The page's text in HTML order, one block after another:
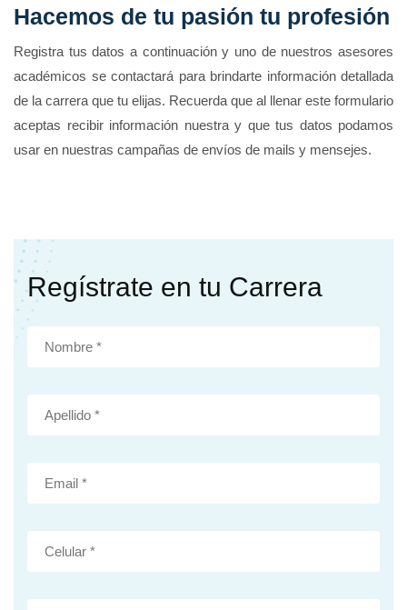
Hacemos de tu pasión tu profesión
Registra tus datos a continuación y uno de nuestros asesores
académicos se contactará para brindarte información detallada
de la carrera que tu elijas. Recuerda que al llenar este formulario
aceptas recibir información nuestra y que tus datos podamos
usar en nuestras campañas de envíos de mails y mensejes.
Regístrate en tu Carrera